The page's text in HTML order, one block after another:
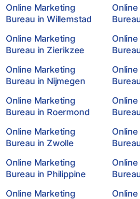
Online Marketing
Bureau in Willemstad
Online Marketing
Bureau in Zierikzee
Online Marketing
Bureau in Nijmegen
Online Marketing
Bureau in Roermond
Online Marketing
Bureau in Zwolle
Online Marketing
Bureau in Philippine
Online Marketing